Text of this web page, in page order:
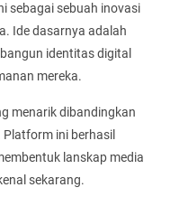
sebagai sebuah inovasi
Ide dasarnya adalah
identitas digital
mereka.
menarik dibandingkan
ini berhasil
lanskap media
sekarang.